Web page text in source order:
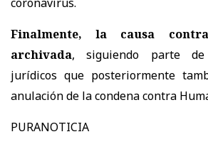
Finalmente, la causa
archivada, siguiendo parte de
jurídicos que posteriormente
anulación de la condena contra
PURANOTICIA